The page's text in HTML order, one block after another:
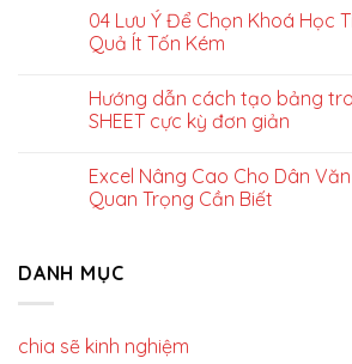
04 Lưu Ý Để Chọn Khoá Học
Quả Ít Tốn Kém
Hướng dẫn cách tạo bảng
SHEET cực kỳ đơn giản
Excel Nâng Cao Cho Dân
Quan Trọng Cần Biết
DANH MỤC
chia sẽ kinh nghiệm